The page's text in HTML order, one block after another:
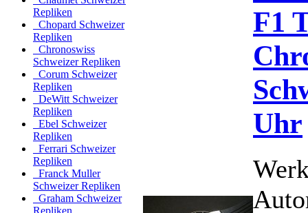
Repliken
Chopard Schweizer
Repliken
Chronoswiss
Schweizer Repliken
Corum Schweizer
Repliken
DeWitt Schweizer
Repliken
Ebel Schweizer
Repliken
Ferrari Schweizer
Repliken
Franck Muller
Schweizer Repliken
Graham Schweizer
F1
Uhr